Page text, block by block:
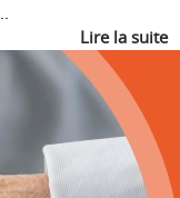
Lire la suite